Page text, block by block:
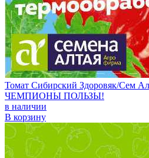
Томат Сибирский Здоровяк/Сем
ЧЕМПИОНЫ ПОЛЬЗЫ!
в наличии
В корзину